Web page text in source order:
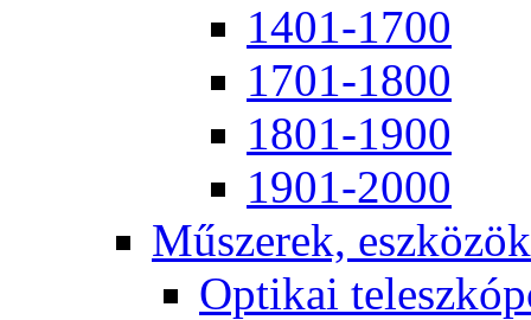
1401-1700
1701-1800
1801-1900
1901-2000
Mű­sze­rek, esz­kö­zök
Op­ti­kai